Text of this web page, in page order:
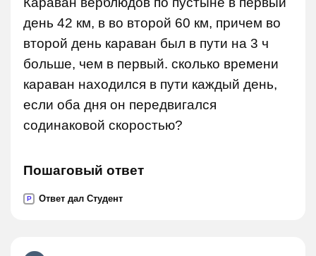
день 42 км, в во второй 60 км, причем во
второй день караван был в пути на 3 ч
больше, чем в первый. сколько времени
караван находился в пути каждый день,
если оба дня он передвигался
содинаковой скоростью?
Пошаговый ответ
P Ответ дал Студент